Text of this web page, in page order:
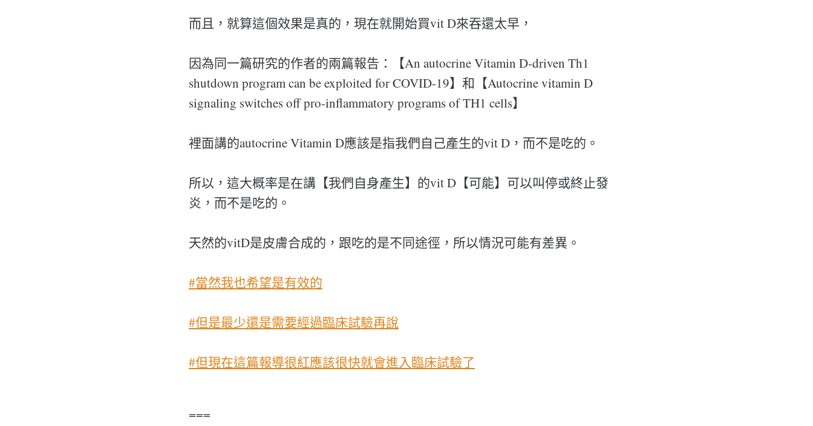
而且，就算這個效果是真的，現在就開始買vit D來吞還太早，
因為同一篇研究的作者的兩篇報告：【An autocrine Vitamin D-driven Th1
shutdown program can be exploited for COVID-19】和【Autocrine vitamin D
signaling switches off pro-inflammatory programs of TH1 cells】
裡面講的autocrine Vitamin D應該是指我們自己產生的vit D，而不是吃的。
所以，這大概率是在講【我們自身產生】的vit D【可能】可以叫停或終止發
炎，而不是吃的。
天然的vitD是皮膚合成的，跟吃的是不同途徑，所以情況可能有差異。
#當然我也希望是有效的
#但是最少還是需要經過臨床試驗再說
#但現在這篇報導很紅應該很快就會進入臨床試驗了
===